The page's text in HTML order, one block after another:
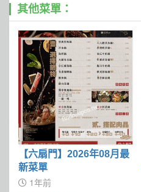
其他菜單：
【六扇門】2026年08月最
新菜單
1年前